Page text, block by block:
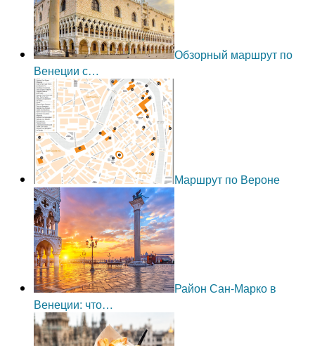
Обзорный маршрут по
Венеции с…
Маршрут по Вероне
Район Сан-Марко в
Венеции: что…